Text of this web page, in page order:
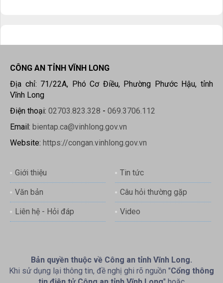
CÔNG AN TỈNH VĨNH LONG
Địa chỉ: 71/22A, Phó Cơ Điều, Phường Phước Hậu, tỉnh
Vĩnh Long
Điện thoại: 02703.823.328 - 069.3706.112
Email: bientap.ca@vinhlong.gov.vn
Website: https://congan.vinhlong.gov.vn
Giới thiệu Tin tức
Văn bản Câu hỏi thường gặp
Liên hệ - Hỏi đáp Video
Bản quyền thuộc về Công an tỉnh Vĩnh Long.
Khi sử dụng lại thông tin, đề nghị ghi rõ nguồn "Cổng thông